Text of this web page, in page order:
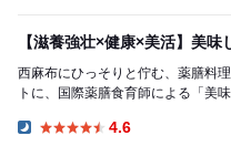
【滋養強壮×健康×美活】美味
西麻布にひっそりと佇む、薬膳料
トに、国際薬膳食育師による「美
4.6